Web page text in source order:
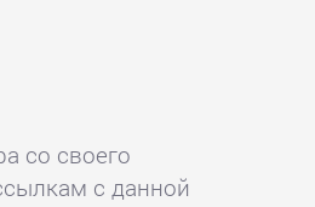
со своего
с данной